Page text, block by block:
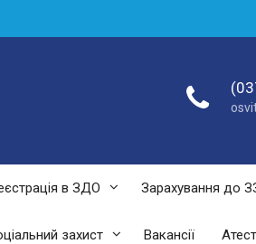
в ЗДО Зарахування до
захист Вакансії